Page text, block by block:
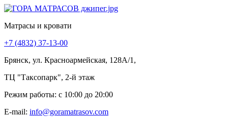
Матрасы и кровати
+7 (4832) 37-13-00
Брянск, ул. Красноармейская, 128А/1,
ТЦ "Таксопарк", 2-й этаж
Режим работы: c 10:00 до 20:00
E-mail: info@goramatrasov.com